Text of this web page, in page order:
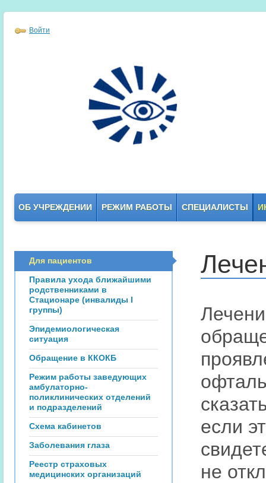
Войти
ОБ УЧРЕЖДЕНИИ РЕЖИМ РАБОТЫ СПЕЦИАЛИСТЫ
Для пациентов
Правила ухода ближайшими
родственниками в
Стационаре (инвалиды I
группы)
Эпидемиологическая
ситуация
Обращение в ККОКБ
Режим работы заведующих
амбулаторно-
поликлинических отделений
и подразделений
Схема кабинетов
Заболевания глаза
Реестр страховых
медицинских организаций
если
не